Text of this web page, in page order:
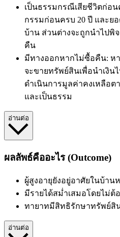
เป็นธรรมกรณีเสียชีวิตก่อ
กรรมก่อนครบ 20 ปี และย
บ้าน ส่วนต่างจะถูกนำไปพิ
คืน
มีทางออกหากไม่ซื้อคืน: ห
จะขายทรัพย์สินเพื่อนำเงิน
ดำเนินการมูลค่าคงเหลือ
และเป็นธรรม
อ่านต่อ
ผลลัพธ์คืออะไร (Outcome)
ผู้สูงอายุยังอยู่อาศัยในบ้าน
มีรายได้สม่ำเสมอโดยไม่ต้
ทายาทมีสิทธิรักษาทรัพย์สิ
อ่านต่อ